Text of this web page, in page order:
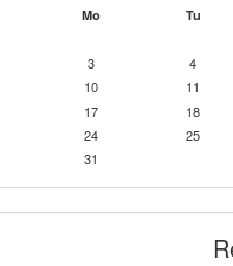
Mo Tu
3 4
10
11
17
18
24
25
31